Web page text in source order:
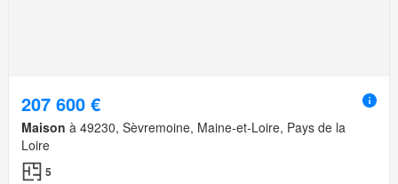
207 600 €
Maison à 49230, Sèvremoine, Maine-et-Loire, Pays de la
Loire
5